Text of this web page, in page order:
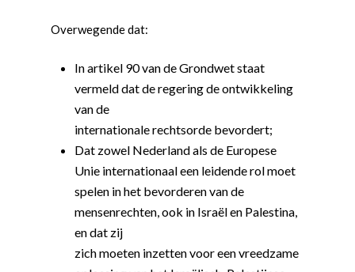
Overwegende dat:
In artikel 90 van de Grondwet staat
vermeld dat de regering de ontwikkeling
van de
internationale rechtsorde bevordert;
Dat zowel Nederland als de Europese
Unie internationaal een leidende rol moet
spelen in het bevorderen van de
mensenrechten, ook in Israël en Palestina,
en dat zij
zich moeten inzetten voor een vreedzame